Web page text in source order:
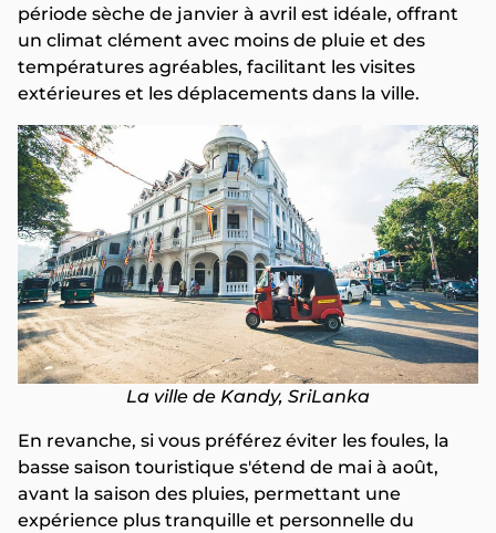
période sèche de janvier à avril est idéale, offrant
un climat clément avec moins de pluie et des
températures agréables, facilitant les visites
extérieures et les déplacements dans la ville.
La ville de Kandy, SriLanka
En revanche, si vous préférez éviter les foules, la
basse saison touristique s'étend de mai à août,
avant la saison des pluies, permettant une
expérience plus tranquille et personnelle du